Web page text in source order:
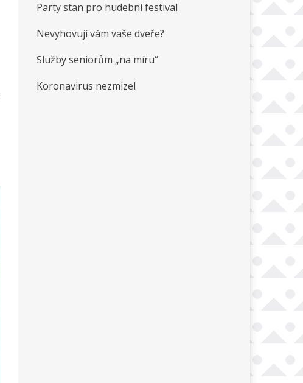
Party stan pro hudební festival
Nevyhovují vám vaše dveře?
Služby seniorům „na míru“
Koronavirus nezmizel